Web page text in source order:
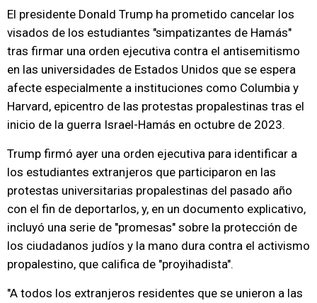
El presidente Donald Trump ha prometido cancelar los
visados de los estudiantes "simpatizantes de Hamás"
tras firmar una orden ejecutiva contra el antisemitismo
en las universidades de Estados Unidos que se espera
afecte especialmente a instituciones como Columbia y
Harvard, epicentro de las protestas propalestinas tras el
inicio de la guerra Israel-Hamás en octubre de 2023.
Trump firmó ayer una orden ejecutiva para identificar a
los estudiantes extranjeros que participaron en las
protestas universitarias propalestinas del pasado año
con el fin de deportarlos, y, en un documento explicativo,
incluyó una serie de "promesas" sobre la protección de
los ciudadanos judíos y la mano dura contra el activismo
propalestino, que califica de "proyihadista".
"A todos los extranjeros residentes que se unieron a las